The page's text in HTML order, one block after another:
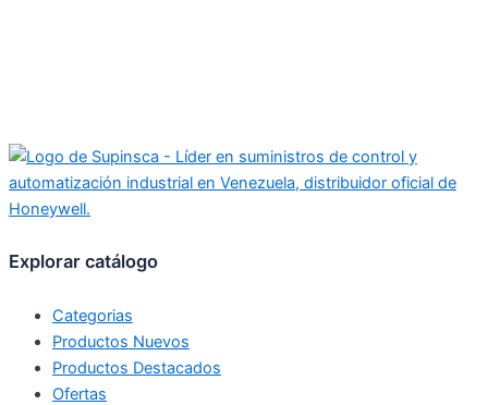
Explorar catálogo
Categorias
Productos Nuevos
Productos Destacados
Ofertas